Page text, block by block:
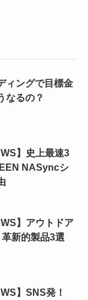
ィングで目標金
なるの？
】史上最速3
NASyncシ
】アウトドア
新的製品3選
】SNS発！